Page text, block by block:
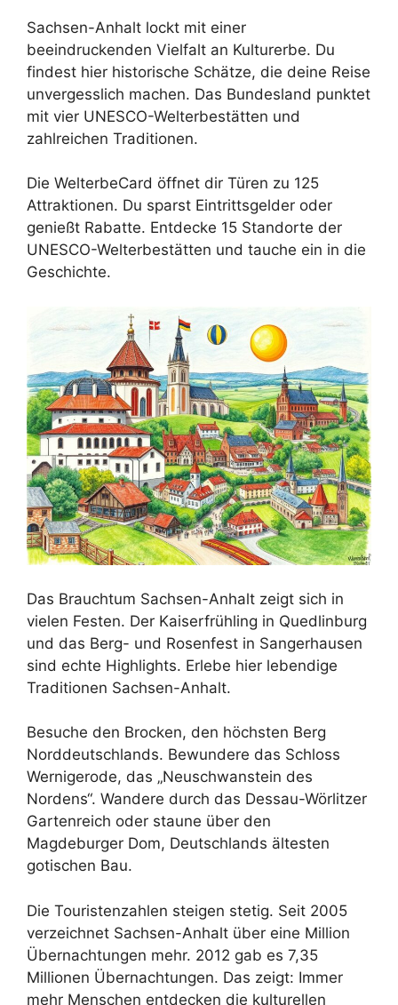
Sachsen-Anhalt lockt mit einer
beeindruckenden Vielfalt an Kulturerbe. Du
findest hier historische Schätze, die deine Reise
unvergesslich machen. Das Bundesland punktet
mit vier UNESCO-Welterbestätten und
zahlreichen Traditionen.
Die WelterbeCard öffnet dir Türen zu 125
Attraktionen. Du sparst Eintrittsgelder oder
genießt Rabatte. Entdecke 15 Standorte der
UNESCO-Welterbestätten und tauche ein in die
Geschichte.
Das Brauchtum Sachsen-Anhalt zeigt sich in
vielen Festen. Der Kaiserfrühling in Quedlinburg
und das Berg- und Rosenfest in Sangerhausen
sind echte Highlights. Erlebe hier lebendige
Traditionen Sachsen-Anhalt.
Besuche den Brocken, den höchsten Berg
Norddeutschlands. Bewundere das Schloss
Wernigerode, das „Neuschwanstein des
Nordens“. Wandere durch das Dessau-Wörlitzer
Gartenreich oder staune über den
Magdeburger Dom, Deutschlands ältesten
gotischen Bau.
Die Touristenzahlen steigen stetig. Seit 2005
verzeichnet Sachsen-Anhalt über eine Million
Übernachtungen mehr. 2012 gab es 7,35
Millionen Übernachtungen. Das zeigt: Immer
mehr Menschen entdecken die kulturellen